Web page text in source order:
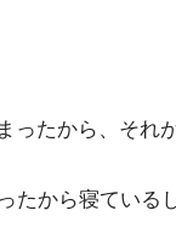
たから、それ
たから寝ている